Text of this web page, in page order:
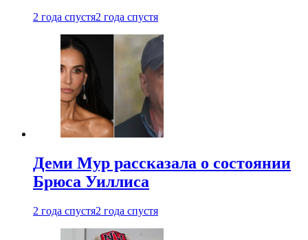
2 года спустя2 года спустя
Деми Мур рассказала о состоянии
Брюса Уиллиса
2 года спустя2 года спустя